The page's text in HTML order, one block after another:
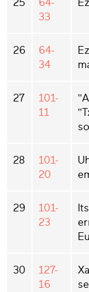
25
64-
33
26
64-
34
27
101-
11
28
101-
20
29
101-
23
30
127-
16